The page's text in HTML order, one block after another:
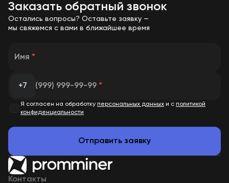
Заказать обратный звонок
Остались вопросы? Оставьте заявку —
мы свяжемся с вами в ближайшее время
Имя *
+7 (999) 999-99-99 *
Я согласен на обработку персональных данных и с политикой
конфиденциальности
Отправить заявку
Контакты